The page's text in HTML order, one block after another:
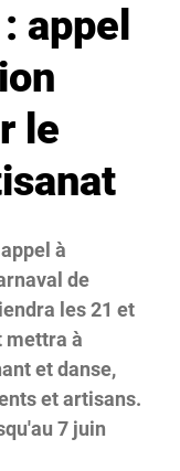
appel
le
à
de
les 21 et
mettra à
et danse,
et artisans.
7 juin